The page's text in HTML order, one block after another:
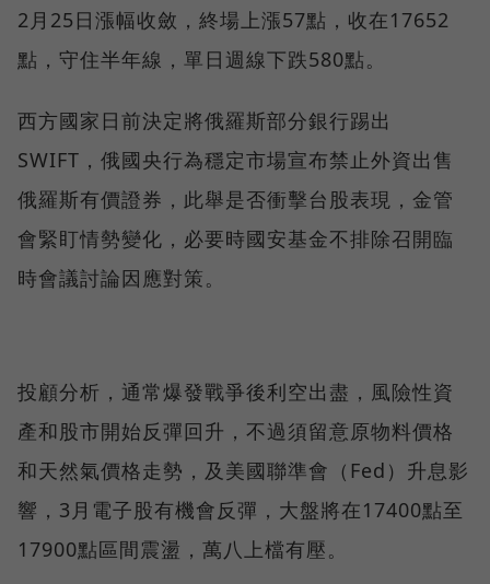
2月25日漲幅收斂，終場上漲57點，收在17652
點，守住半年線，單日週線下跌580點。
西方國家日前決定將俄羅斯部分銀行踢出
SWIFT，俄國央行為穩定市場宣布禁止外資出售
俄羅斯有價證券，此舉是否衝擊台股表現，金管
會緊盯情勢變化，必要時國安基金不排除召開臨
時會議討論因應對策。
投顧分析，通常爆發戰爭後利空出盡，風險性資
產和股市開始反彈回升，不過須留意原物料價格
和天然氣價格走勢，及美國聯準會（Fed）升息影
響，3月電子股有機會反彈，大盤將在17400點至
17900點區間震盪，萬八上檔有壓。